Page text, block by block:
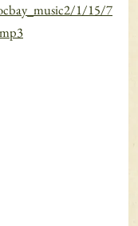
1/15/7